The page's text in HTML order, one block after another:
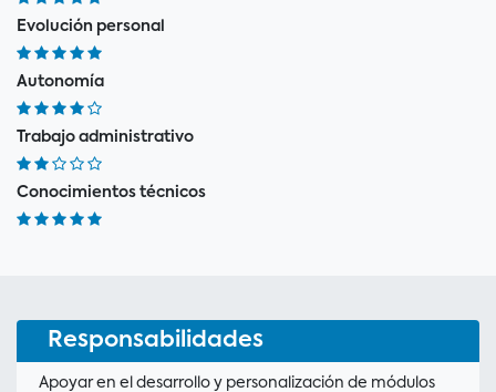
Evolución personal
Autonomía
Trabajo administrativo
Conocimientos técnicos
Responsabilidades
Apoyar en el desarrollo y personalización de módulos